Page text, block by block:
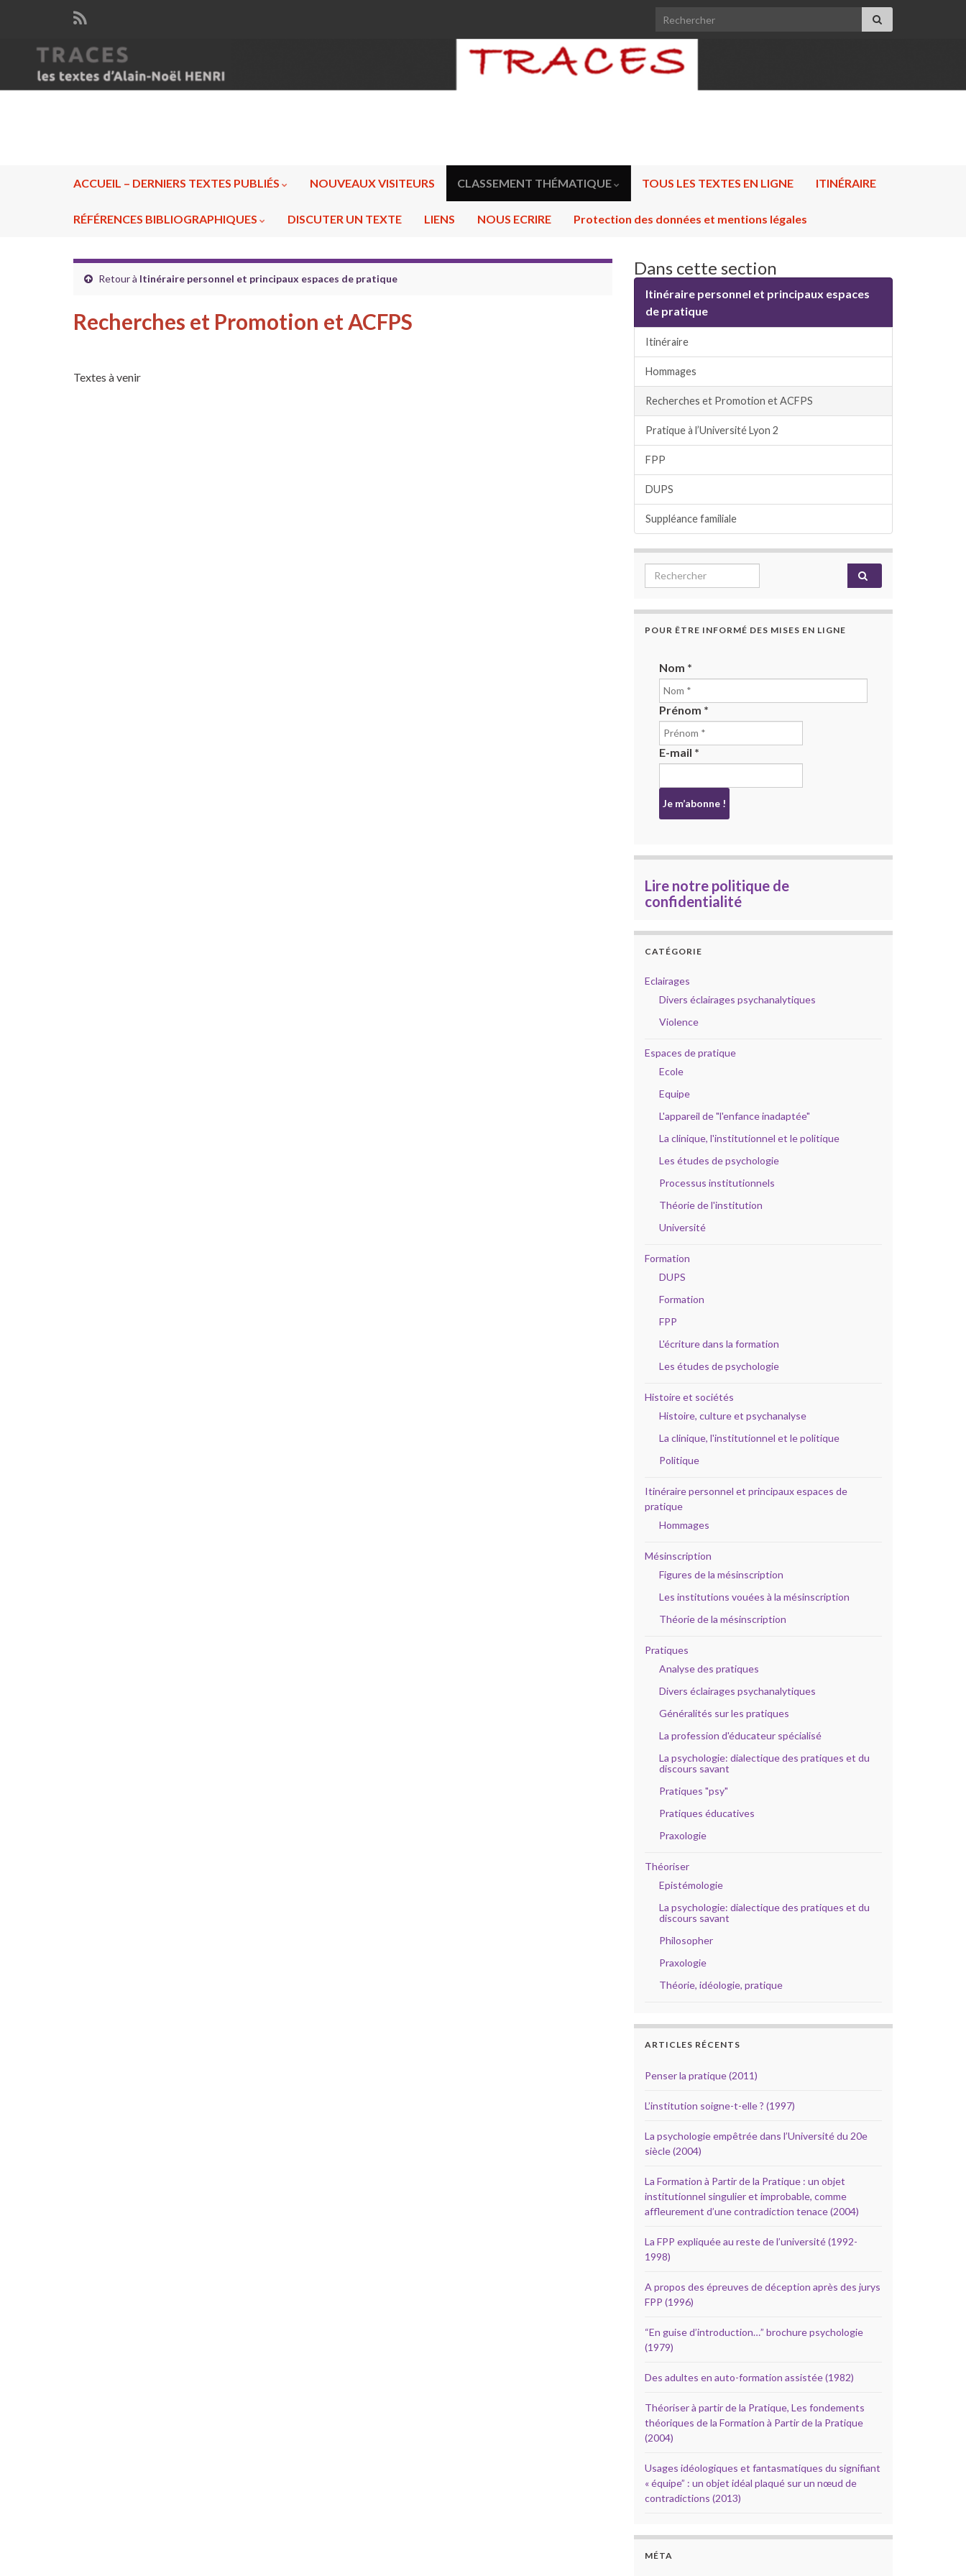
Search for:
ACCUEIL – DERNIERS TEXTES PUBLIÉS NOUVEAUX VISITEURS CLASSEMENT THÉMATIQUE TOUS LES TEXTES EN LIGNE ITINÉRAIRE
RÉFÉRENCES BIBLIOGRAPHIQUES DISCUTER UN TEXTE LIENS NOUS ECRIRE Protection des données et mentions légales
Retour à Itinéraire personnel et principaux espaces de pratique
Recherches et Promotion et ACFPS
Textes à venir
Dans cette section
Itinéraire personnel et principaux espaces
de pratique
Itinéraire
Hommages
Recherches et Promotion et ACFPS
Pratique à l’Université Lyon 2
FPP
DUPS
Suppléance familiale
Search for:
POUR ÊTRE INFORMÉ DES MISES EN LIGNE
Nom *
Prénom *
E-mail *
Lire notre politique de
confidentialité
CATÉGORIE
Eclairages
Divers éclairages psychanalytiques
Violence
Espaces de pratique
Ecole
Equipe
L'appareil de "l'enfance inadaptée"
La clinique, l'institutionnel et le politique
Les études de psychologie
Processus institutionnels
Théorie de l'institution
Université
Formation
DUPS
Formation
FPP
L'écriture dans la formation
Les études de psychologie
Histoire et sociétés
Histoire, culture et psychanalyse
La clinique, l'institutionnel et le politique
Politique
Itinéraire personnel et principaux espaces de
pratique
Hommages
Mésinscription
Figures de la mésinscription
Les institutions vouées à la mésinscription
Théorie de la mésinscription
Pratiques
Analyse des pratiques
Divers éclairages psychanalytiques
Généralités sur les pratiques
La profession d'éducateur spécialisé
La psychologie: dialectique des pratiques et du
discours savant
Pratiques "psy"
Pratiques éducatives
Praxologie
Théoriser
Epistémologie
La psychologie: dialectique des pratiques et du
discours savant
Philosopher
Praxologie
Théorie, idéologie, pratique
ARTICLES RÉCENTS
Penser la pratique (2011)
L’institution soigne-t-elle ? (1997)
La psychologie empêtrée dans l’Université du 20e
siècle (2004)
La Formation à Partir de la Pratique : un objet
institutionnel singulier et improbable, comme
affleurement d’une contradiction tenace (2004)
La FPP expliquée au reste de l’université (1992-
1998)
A propos des épreuves de déception après des jurys
FPP (1996)
“En guise d’introduction…” brochure psychologie
(1979)
Des adultes en auto-formation assistée (1982)
Théoriser à partir de la Pratique, Les fondements
théoriques de la Formation à Partir de la Pratique
(2004)
Usages idéologiques et fantasmatiques du signifiant
« équipe” : un objet idéal plaqué sur un nœud de
contradictions (2013)
MÉTA